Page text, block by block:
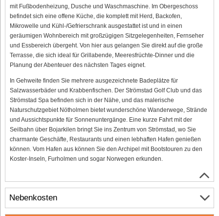
mit Fußbodenheizung, Dusche und Waschmaschine. Im Obergeschoss
befindet sich eine offene Küche, die komplett mit Herd, Backofen,
Mikrowelle und Kühl-/Gefrierschrank ausgestattet ist und in einen
geräumigen Wohnbereich mit großzügigen Sitzgelegenheiten, Fernseher
und Essbereich übergeht. Von hier aus gelangen Sie direkt auf die große
Terrasse, die sich ideal für Grillabende, Meeresfrüchte-Dinner und die
Planung der Abenteuer des nächsten Tages eignet.
In Gehweite finden Sie mehrere ausgezeichnete Badeplätze für
Salzwasserbäder und Krabbenfischen. Der Strömstad Golf Club und das
Strömstad Spa befinden sich in der Nähe, und das malerische
Naturschutzgebiet Nötholmen bietet wunderschöne Wanderwege, Strände
und Aussichtspunkte für Sonnenuntergänge. Eine kurze Fahrt mit der
Seilbahn über Bojarkilen bringt Sie ins Zentrum von Strömstad, wo Sie
charmante Geschäfte, Restaurants und einen lebhaften Hafen genießen
können. Vom Hafen aus können Sie den Archipel mit Bootstouren zu den
Koster-Inseln, Furholmen und sogar Norwegen erkunden.
Nebenkosten